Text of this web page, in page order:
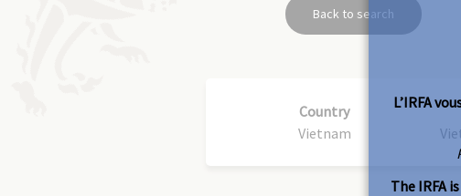
Back to search
Country
Vietnam
L’IRFA
The IRFA